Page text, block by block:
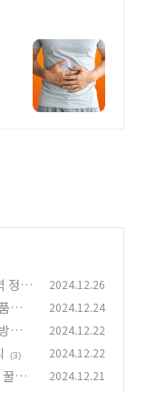
정리
2024.12.26
과
2024.12.24
법,
2024.12.22
(3) 2024.12.22
팁 2024.12.21